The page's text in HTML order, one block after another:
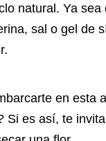
natural. Ya
sal o gel de
en esta
Si es así, te